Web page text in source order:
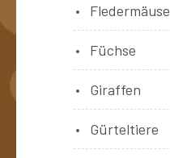
Fledermäuse
Füchse
Giraffen
Gürteltiere